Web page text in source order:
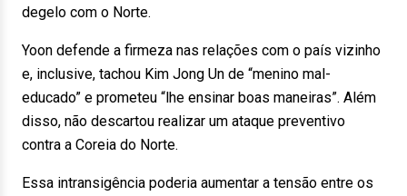
degelo com o Norte.
Yoon defende a firmeza nas relações com o país vizinho
e, inclusive, tachou Kim Jong Un de “menino mal-
educado” e prometeu “lhe ensinar boas maneiras”. Além
disso, não descartou realizar um ataque preventivo
contra a Coreia do Norte.
Essa intransigência poderia aumentar a tensão entre os